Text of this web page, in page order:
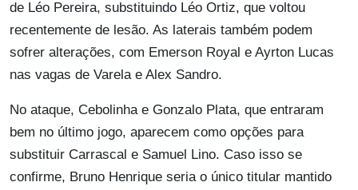
de Léo Pereira, substituindo Léo Ortiz, que voltou
recentemente de lesão. As laterais também podem
sofrer alterações, com Emerson Royal e Ayrton Lucas
nas vagas de Varela e Alex Sandro.
No ataque, Cebolinha e Gonzalo Plata, que entraram
bem no último jogo, aparecem como opções para
substituir Carrascal e Samuel Lino. Caso isso se
confirme, Bruno Henrique seria o único titular mantido